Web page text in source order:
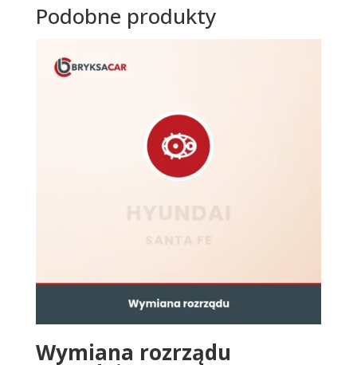
Podobne produkty
Wymiana rozrządu